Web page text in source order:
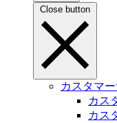
Close button
カスタマ
カス
カス